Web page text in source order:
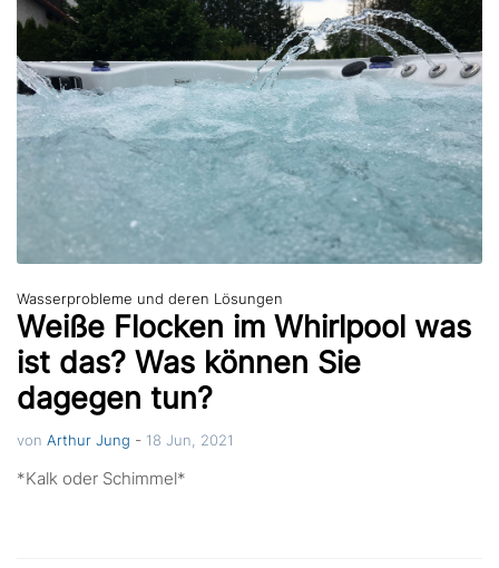
Wasserprobleme und deren Lösungen
Weiße Flocken im Whirlpool was
ist das? Was können Sie
dagegen tun?
von Arthur Jung - 18 Jun, 2021
*Kalk oder Schimmel*